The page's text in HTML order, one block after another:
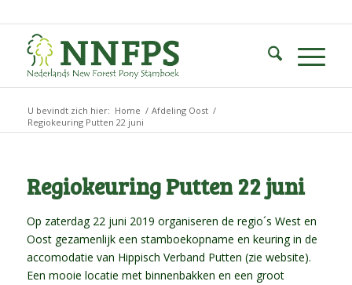
U bevindt zich hier: Home / Afdeling Oost /
Regiokeuring Putten 22 juni
Regiokeuring Putten 22 juni
Op zaterdag 22 juni 2019 organiseren de regio´s West en
Oost gezamenlijk een stamboekopname en keuring in de
accomodatie van Hippisch Verband Putten (zie website).
Een mooie locatie met binnenbakken en een groot